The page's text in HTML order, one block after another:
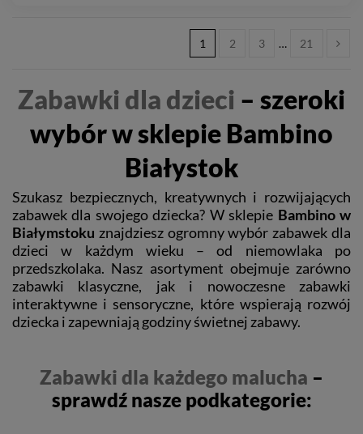
1 2 3 … 21
Zabawki dla dzieci – szeroki
wybór w sklepie Bambino
Białystok
Szukasz bezpiecznych, kreatywnych i rozwijających
zabawek dla swojego dziecka? W sklepie Bambino w
Białymstoku znajdziesz ogromny wybór zabawek dla
dzieci w każdym wieku – od niemowlaka po
przedszkolaka. Nasz asortyment obejmuje zarówno
zabawki klasyczne, jak i nowoczesne zabawki
interaktywne i sensoryczne, które wspierają rozwój
dziecka i zapewniają godziny świetnej zabawy.
Zabawki dla każdego malucha –
sprawdź nasze podkategorie: